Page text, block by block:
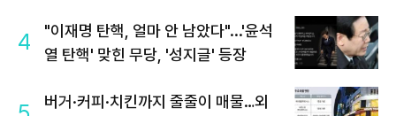
4
"이재명 탄핵, 얼마 안 남았다"...'윤석
열 탄핵' 맞힌 무당, '성지글' 등장
버거·커피·치킨까지 줄줄이 매물…외